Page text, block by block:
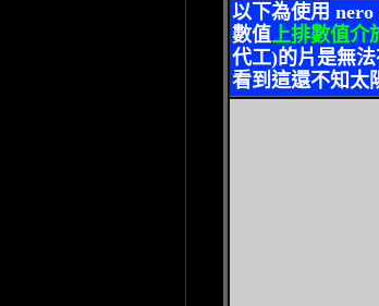
以下為使用 nero
數值上排數值介
代工)的片是無
看到這還不知太